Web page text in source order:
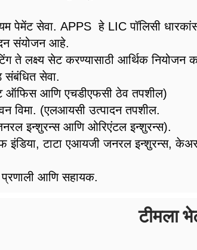
पेमेंट सेवा. APPS हे LIC पॉलिसी
संयोजन आहे.
ते लक्ष्य सेट करण्यासाठी आर्थिक नियोजन
संबंधित सेवा.
ऑफिस आणि एचडीएफसी ठेव तपशील)
विमा. (एलआयसी उत्पादन तपशील.
इन्शुरन्स आणि ओरिएंटल इन्शुरन्स).
इंडिया, टाटा एआयजी जनरल इन्शुरन्स,
आणि सहायक.
टीमला